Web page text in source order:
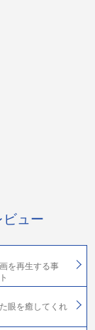
ビュー
を再生する事
眼を癒してくれ